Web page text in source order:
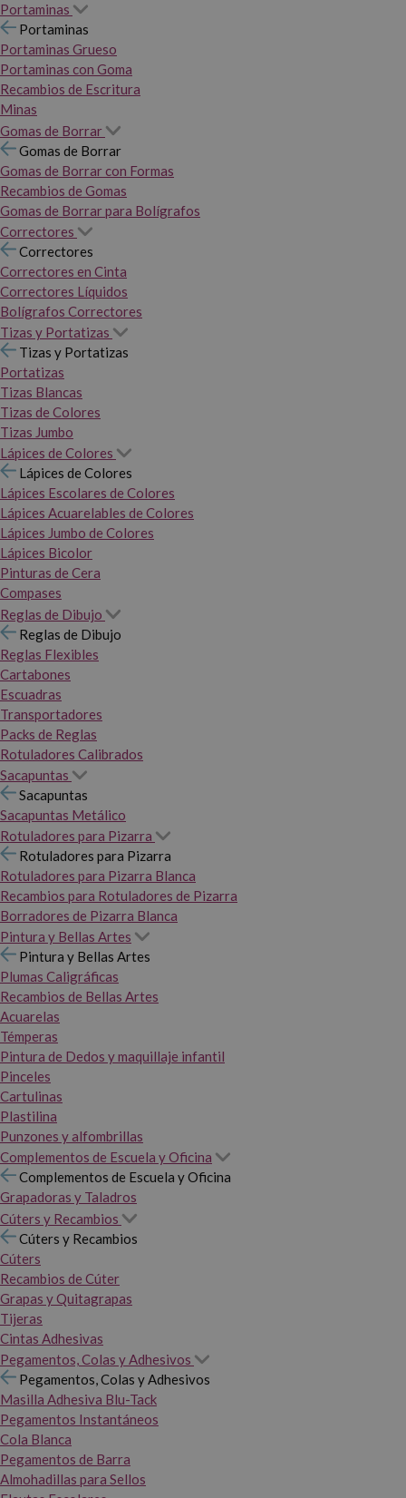
Portaminas
Portaminas
Portaminas Grueso
Portaminas con Goma
Recambios de Escritura
Minas
Gomas de Borrar
Gomas de Borrar
Gomas de Borrar con Formas
Recambios de Gomas
Gomas de Borrar para Bolígrafos
Correctores
Correctores
Correctores en Cinta
Correctores Líquidos
Bolígrafos Correctores
Tizas y Portatizas
Tizas y Portatizas
Portatizas
Tizas Blancas
Tizas de Colores
Tizas Jumbo
Lápices de Colores
Lápices de Colores
Lápices Escolares de Colores
Lápices Acuarelables de Colores
Lápices Jumbo de Colores
Lápices Bicolor
Pinturas de Cera
Compases
Reglas de Dibujo
Reglas de Dibujo
Reglas Flexibles
Cartabones
Escuadras
Transportadores
Packs de Reglas
Rotuladores Calibrados
Sacapuntas
Sacapuntas
Sacapuntas Metálico
Rotuladores para Pizarra
Rotuladores para Pizarra
Rotuladores para Pizarra Blanca
Recambios para Rotuladores de Pizarra
Borradores de Pizarra Blanca
Pintura y Bellas Artes
Pintura y Bellas Artes
Plumas Caligráficas
Recambios de Bellas Artes
Acuarelas
Témperas
Pintura de Dedos y maquillaje infantil
Pinceles
Cartulinas
Plastilina
Punzones y alfombrillas
Complementos de Escuela y Oficina
Complementos de Escuela y Oficina
Grapadoras y Taladros
Cúters y Recambios
Cúters y Recambios
Cúters
Recambios de Cúter
Grapas y Quitagrapas
Tijeras
Cintas Adhesivas
Pegamentos, Colas y Adhesivos
Pegamentos, Colas y Adhesivos
Masilla Adhesiva Blu-Tack
Pegamentos Instantáneos
Cola Blanca
Pegamentos de Barra
Almohadillas para Sellos